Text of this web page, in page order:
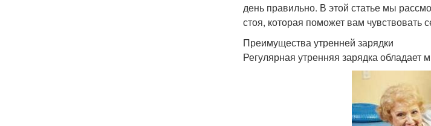
день правильно. В этой статье мы
стоя, которая поможет вам чувствовать
Преимущества утренней зарядки
Регулярная утренняя зарядка